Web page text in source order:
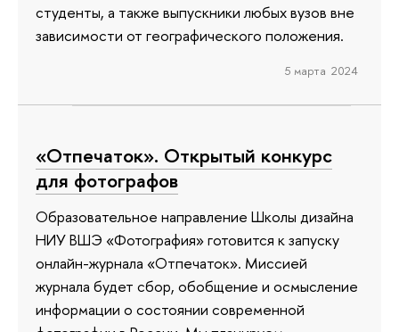
студенты, а также выпускники любых вузов вне
зависимости от географического положения.
5 марта 2024
«Отпечаток». Открытый конкурс
для фотографов
Образовательное направление Школы дизайна
НИУ ВШЭ «Фотография» готовится к запуску
онлайн-журнала «Отпечаток». Миссией
журнала будет сбор, обобщение и осмысление
информации о состоянии современной